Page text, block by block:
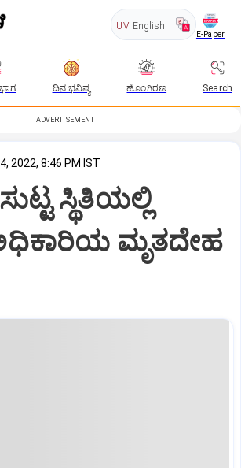
UV English
E-Paper
ದಿನ ಭವಿಷ್ಯ ಹೊಂಗಿರಣ Search
ADVERTISEMENT
2022, 8:46 PM IST
ಸ್ಥಿತಿಯಲ್ಲಿ
ಮೃತದೇಹ